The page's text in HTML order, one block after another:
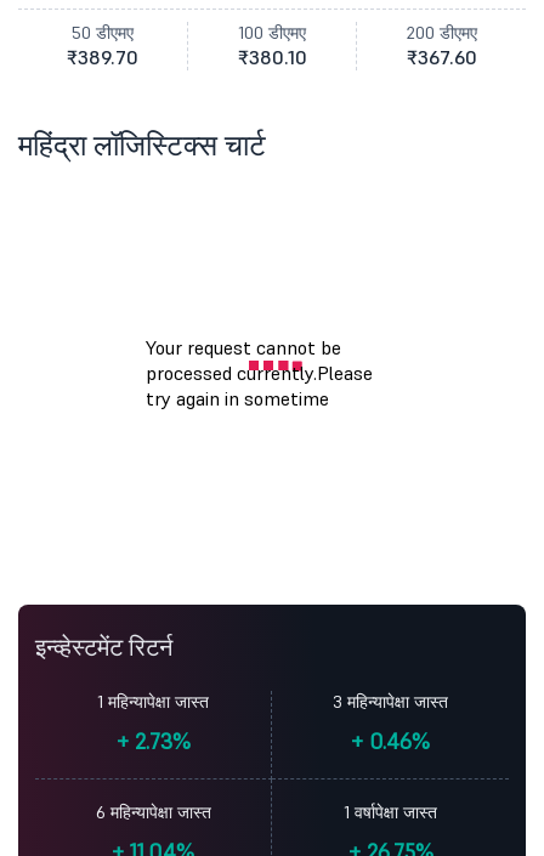
50 डीएमए
₹389.70
100 डीएमए
₹380.10
200 डीएमए
₹367.60
महिंद्रा लॉजिस्टिक्स चार्ट
इन्व्हेस्टमेंट रिटर्न
1 महिन्यापेक्षा जास्त
+2.73%
3 महिन्यापेक्षा जास्त
+ 0.46%
6 महिन्यापेक्षा जास्त 1 वर्षापेक्षा जास्त